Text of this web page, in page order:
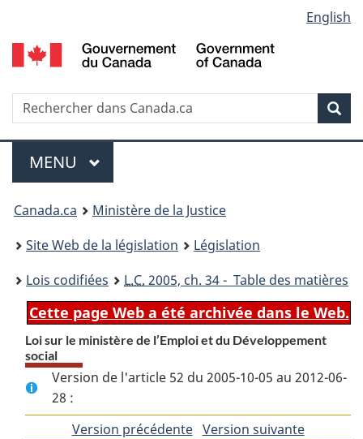
au
contenu
propos
de
la
HTML
simplifiée
selection
English
Recherche
Menu
MENU PRINCIPAL
You
are
here:
Canada.ca
Ministère de la Justice
Site Web de la législation
Législation
Lois codifiées
L.C. 2005, ch. 34 - Table des matières
Cette page Web a été archivée dans le Web.
Loi sur le ministère de l’Emploi et du Développement
social
Version de l'article 52 du 2005-10-05 au 2012-06-
28 :
Version précédentedeVersion suivantede